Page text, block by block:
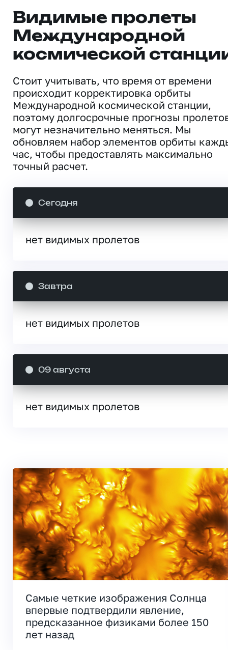
Видимые пролеты
Международной
космической
Стоит учитывать, что время от времени
происходит корректировка орбиты
Международной космической станции,
поэтому долгосрочные прогнозы
могут незначительно меняться. Мы
обновляем набор элементов орбиты
час, чтобы предоставлять максимально
точный расчет.
Сегодня
нет видимых пролетов
Завтра
нет видимых пролетов
09 августа
нет видимых пролетов
Самые четкие изображения Солнца
впервые подтвердили явление,
предсказанное физиками более 150
лет назад